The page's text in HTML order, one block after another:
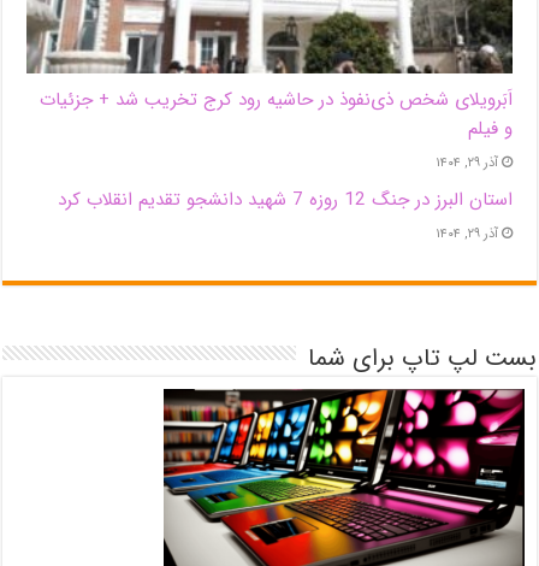
اَبَر‌ویلای شخص ذی‌نفوذ در حاشیه‌ رود کرج تخریب شد + جزئیات
و فیلم
آذر ۲۹, ۱۴۰۴
استان البرز در جنگ 12 روزه 7 شهید دانشجو تقدیم انقلاب کرد
آذر ۲۹, ۱۴۰۴
بست لپ تاپ برای شما